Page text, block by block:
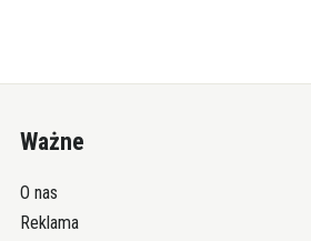
Ważne
O nas
Reklama